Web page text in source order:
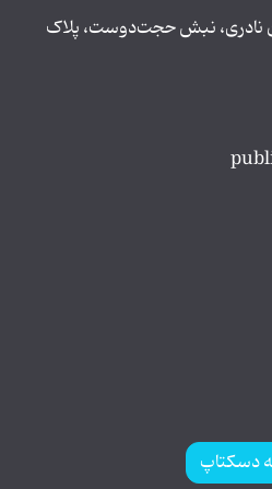
نادری، نبش حجت‌دوست، پلاک
دسکتاپ